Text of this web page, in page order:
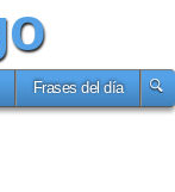
Frases del día